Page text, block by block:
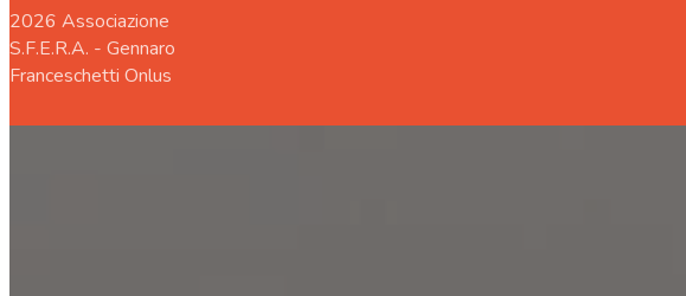
2026 Associazione
S.F.E.R.A. - Gennaro
Franceschetti Onlus